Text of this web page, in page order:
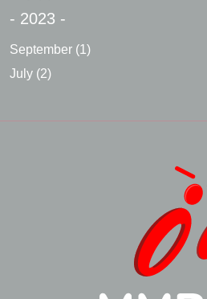
- 2023 -
September (1)
July (2)